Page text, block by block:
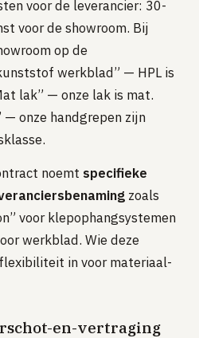
voor de leverancier: 30-
voor de showroom. Bij
op de
werkblad” — HPL is
lak” — onze lak is mat.
— onze handgrepen zijn
noemt specifieke
zoals
voor klepophangsystemen
werkblad. Wie deze
in voor materiaal-
en-vertraging